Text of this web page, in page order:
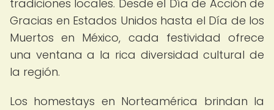
tradiciones locales. Desde el Día de Acción de
Gracias en Estados Unidos hasta el Día de los
Muertos en México, cada festividad ofrece
una ventana a la rica diversidad cultural de
la región.
Los homestays en Norteamérica brindan la